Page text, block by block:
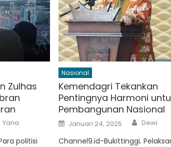
Zulhas
Author
Yana
politisi
Nasional
Kemendagri Tekankan
Pentingnya Harmoni
Pembangunan Nasional
Posted
on
Januari 24, 2025 Author
Dewi
Channel9.id-Bukittinggi.